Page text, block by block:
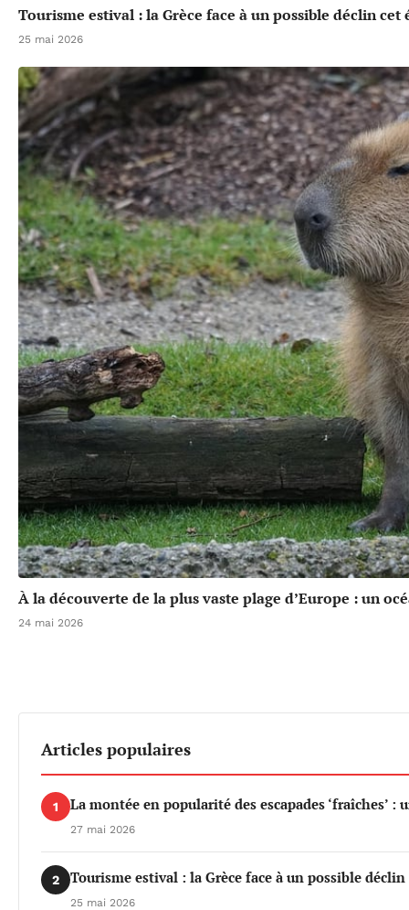
Tourisme estival : la Grèce face à un possible déclin cet
25 mai 2026
À la découverte de la plus vaste plage d’Europe : un
24 mai 2026
Articles populaires
1 La montée en popularité des escapades ‘fraîches’
27 mai 2026
2 Tourisme estival : la Grèce face à un possible déclin
25 mai 2026